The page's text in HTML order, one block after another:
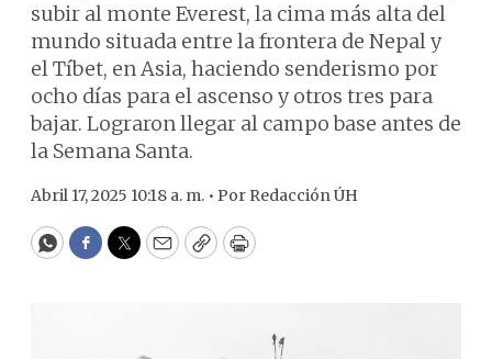
subir al monte Everest, la cima más alta del
mundo situada entre la frontera de Nepal y
el Tíbet, en Asia, haciendo senderismo por
ocho días para el ascenso y otros tres para
bajar. Lograron llegar al campo base antes de
la Semana Santa.
Abril 17, 2025 10:18 a. m. • Por Redacción ÚH
WhatsApp
Facebook
Twitter
EmailCopyPrint